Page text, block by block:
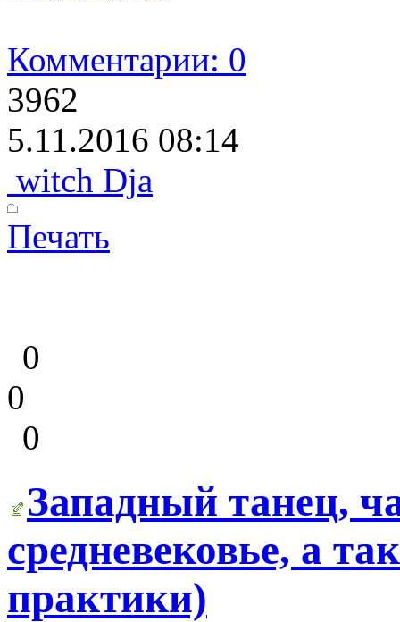
Комментарии: 0
3962
5.11.2016 08:14
witch Dja
Печать
0
0
0
Западный танец,
средневековье, а
практики)